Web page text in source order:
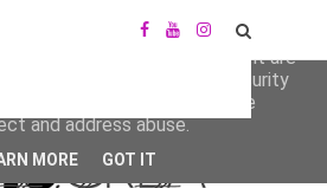
from Google to deliver its services
IP address and user-agent are
with performance and security
of service, generate usage
and address abuse.
MORE GOT IT